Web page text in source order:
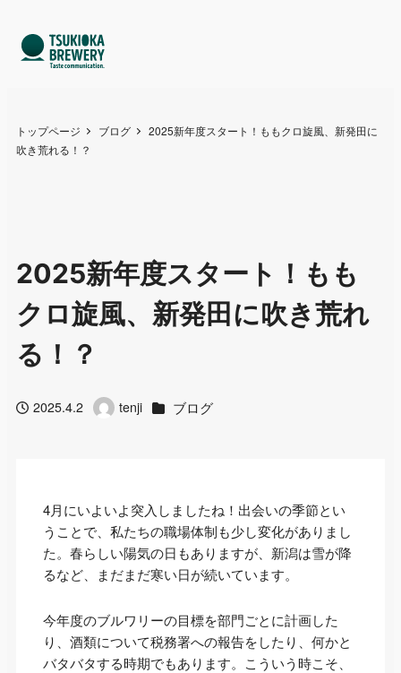
トップページ ブログ
2025新年度スタート！ももクロ旋風、新発田に
吹き荒れる！？
2025新年度スタート！もも
クロ旋風、新発田に吹き荒れ
る！？
投稿日2025.4.2 著
tenji カテゴリー
ブログ
4月にいよいよ突入しましたね！出会いの季節とい
うことで、私たちの職場体制も少し変化がありまし
た。春らしい陽気の日もありますが、新潟は雪が降
るなど、まだまだ寒い日が続いています。
今年度のブルワリーの目標を部門ごとに計画した
り、酒類について税務署への報告をしたり、何かと
バタバタする時期でもあります。こういう時こそ、